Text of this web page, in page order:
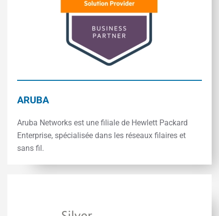
ARUBA
Aruba Networks est une filiale de Hewlett Packard
Enterprise, spécialisée dans les réseaux filaires et
sans fil.